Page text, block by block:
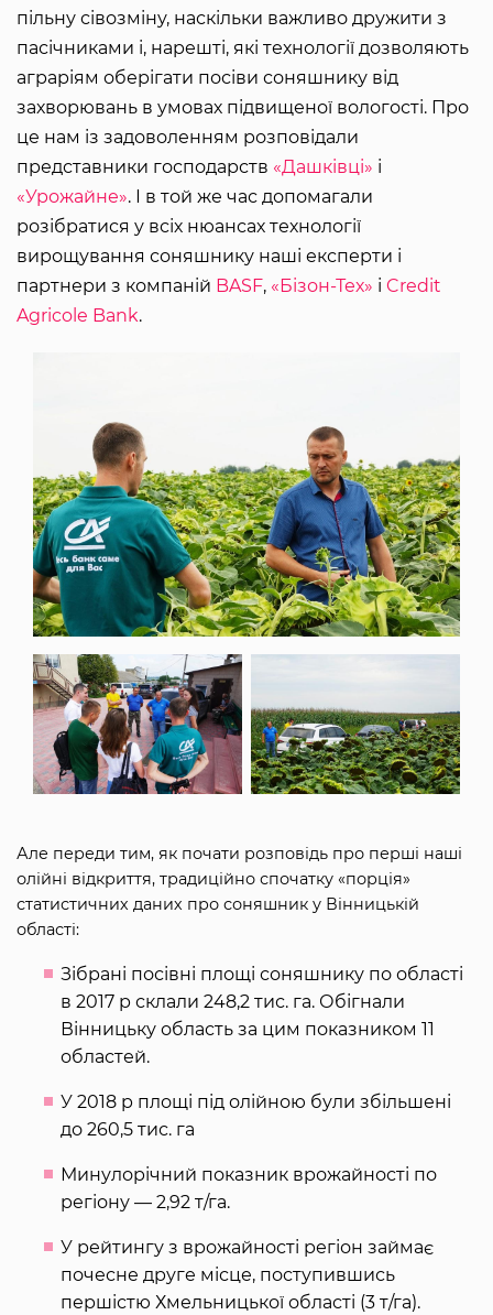
пільну сівозміну, наскільки важливо дружити з
пасічниками і, нарешті, які технології дозволяють
аграріям оберігати посіви соняшнику від
захворювань в умовах підвищеної вологості. Про
це нам із задоволенням розповідали
представники господарств «Дашківці» і
«Урожайне». І в той же час допомагали
розібратися у всіх нюансах технології
вирощування соняшнику наші експерти і
партнери з компаній BASF, «Бізон-Тех» і Credit
Agricole Bank.
Але переди тим, як почати розповідь про перші наші
олійні відкриття, традиційно спочатку «порція»
статистичних даних про соняшник у Вінницькій
області:
Зібрані посівні площі соняшнику по області
в 2017 р склали 248,2 тис. га. Обігнали
Вінницьку область за цим показником 11
областей.
У 2018 р площі під олійною були збільшені
до 260,5 тис. га
Минулорічний показник врожайності по
регіону — 2,92 т/га.
У рейтингу з врожайності регіон займає
почесне друге місце, поступившись
першістю Хмельницької області (3 т/га).